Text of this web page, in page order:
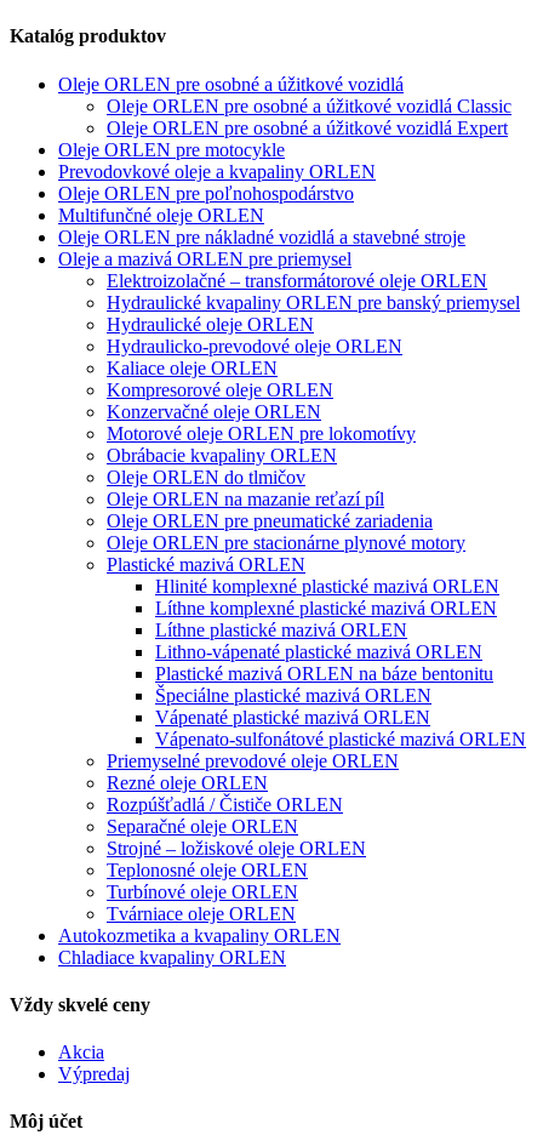
Katalóg produktov
Oleje ORLEN pre osobné a úžitkové vozidlá
Oleje ORLEN pre osobné a úžitkové vozidlá Classic
Oleje ORLEN pre osobné a úžitkové vozidlá Expert
Oleje ORLEN pre motocykle
Prevodovkové oleje a kvapaliny ORLEN
Oleje ORLEN pre poľnohospodárstvo
Multifunčné oleje ORLEN
Oleje ORLEN pre nákladné vozidlá a stavebné stroje
Oleje a mazivá ORLEN pre priemysel
Elektroizolačné – transformátorové oleje ORLEN
Hydraulické kvapaliny ORLEN pre banský priemysel
Hydraulické oleje ORLEN
Hydraulicko-prevodové oleje ORLEN
Kaliace oleje ORLEN
Kompresorové oleje ORLEN
Konzervačné oleje ORLEN
Motorové oleje ORLEN pre lokomotívy
Obrábacie kvapaliny ORLEN
Oleje ORLEN do tlmičov
Oleje ORLEN na mazanie reťazí píl
Oleje ORLEN pre pneumatické zariadenia
Oleje ORLEN pre stacionárne plynové motory
Plastické mazivá ORLEN
Hlinité komplexné plastické mazivá ORLEN
Líthne komplexné plastické mazivá ORLEN
Líthne plastické mazivá ORLEN
Lithno-vápenaté plastické mazivá ORLEN
Plastické mazivá ORLEN na báze bentonitu
Špeciálne plastické mazivá ORLEN
Vápenaté plastické mazivá ORLEN
Vápenato-sulfonátové plastické mazivá ORLEN
Priemyselné prevodové oleje ORLEN
Rezné oleje ORLEN
Rozpúšťadlá / Čističe ORLEN
Separačné oleje ORLEN
Strojné – ložiskové oleje ORLEN
Teplonosné oleje ORLEN
Turbínové oleje ORLEN
Tvárniace oleje ORLEN
Autokozmetika a kvapaliny ORLEN
Chladiace kvapaliny ORLEN
Vždy skvelé ceny
Akcia
Výpredaj
Môj účet